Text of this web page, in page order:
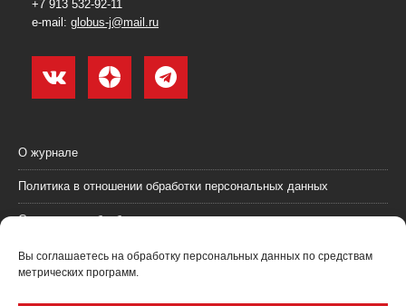
Вы соглашаетесь на обработку персональных данных по средствам
метрических программ.
+7 913 532-92-11
e-mail: globus-j@mail.ru
О журнале
Политика в отношении обработки персональных данных
Согласие на обработку персональных данных
Пользовательское соглашение (оферта)